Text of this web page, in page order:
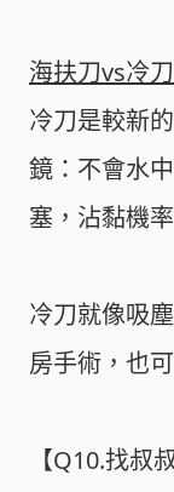
海扶刀vs冷
冷刀是較新
鏡：不會水
塞，沾黏機
冷刀就像吸
房手術，也
【Q10.找叔